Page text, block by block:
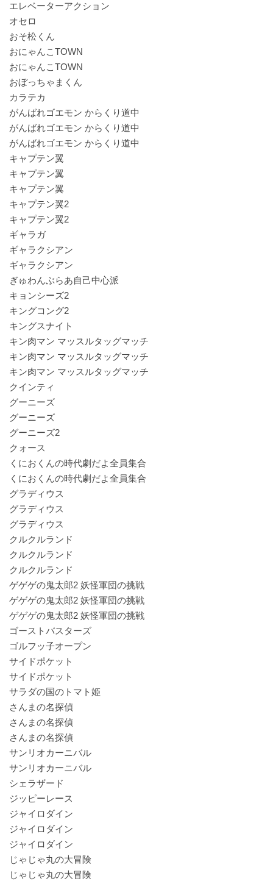
エレベーターアクション
オセロ
おそ松くん
おにゃんこTOWN
おにゃんこTOWN
おぼっちゃまくん
カラテカ
がんばれゴエモン からくり道中
がんばれゴエモン からくり道中
がんばれゴエモン からくり道中
キャプテン翼
キャプテン翼
キャプテン翼
キャプテン翼2
キャプテン翼2
ギャラガ
ギャラクシアン
ギャラクシアン
ぎゅわんぶらあ自己中心派
キョンシーズ2
キングコング2
キングスナイト
キン肉マン マッスルタッグマッチ
キン肉マン マッスルタッグマッチ
キン肉マン マッスルタッグマッチ
クインティ
グーニーズ
グーニーズ
グーニーズ2
クォース
くにおくんの時代劇だよ全員集合
くにおくんの時代劇だよ全員集合
グラディウス
グラディウス
グラディウス
クルクルランド
クルクルランド
クルクルランド
ゲゲゲの鬼太郎2 妖怪軍団の挑戦
ゲゲゲの鬼太郎2 妖怪軍団の挑戦
ゲゲゲの鬼太郎2 妖怪軍団の挑戦
ゴーストバスターズ
ゴルフッ子オープン
サイドポケット
サイドポケット
サラダの国のトマト姫
さんまの名探偵
さんまの名探偵
さんまの名探偵
サンリオカーニバル
サンリオカーニバル
シェラザード
ジッピーレース
ジャイロダイン
ジャイロダイン
ジャイロダイン
じゃじゃ丸の大冒険
じゃじゃ丸の大冒険